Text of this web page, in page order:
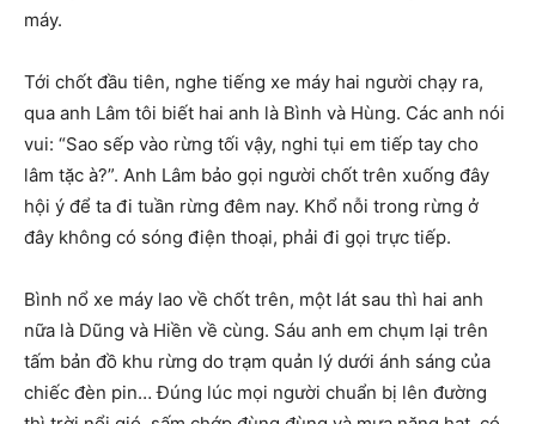
máy.
Tới chốt đầu tiên, nghe tiếng xe máy hai người chạy ra,
qua anh Lâm tôi biết hai anh là Bình và Hùng. Các anh nói
vui: “Sao sếp vào rừng tối vậy, nghi tụi em tiếp tay cho
lâm tặc à?”. Anh Lâm bảo gọi người chốt trên xuống đây
hội ý để ta đi tuần rừng đêm nay. Khổ nỗi trong rừng ở
đây không có sóng điện thoại, phải đi gọi trực tiếp.
Bình nổ xe máy lao về chốt trên, một lát sau thì hai anh
nữa là Dũng và Hiền về cùng. Sáu anh em chụm lại trên
tấm bản đồ khu rừng do trạm quản lý dưới ánh sáng của
chiếc đèn pin… Đúng lúc mọi người chuẩn bị lên đường